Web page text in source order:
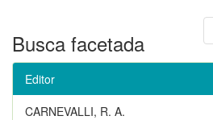
Busca facetada
Editor
CARNEVALLI, R. A.